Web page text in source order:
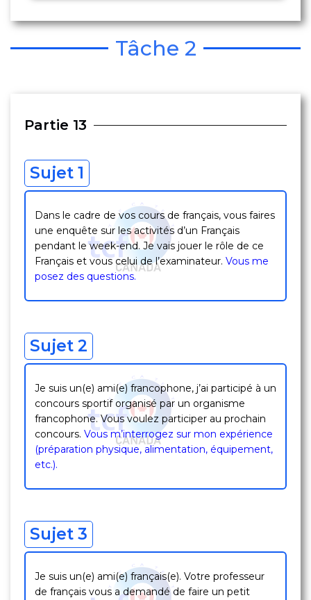
Tâche 2
Partie 13
Sujet 1
Dans le cadre de vos cours de français, vous faires
une enquête sur les activités d’un Français
pendant le week-end. Je vais jouer le rôle de ce
Français et vous celui de l’examinateur. Vous me
posez des questions.
Sujet 2
Je suis un(e) ami(e) francophone, j’ai participé à un
concours sportif organisé par un organisme
francophone. Vous voulez participer au prochain
concours. Vous m’interrogez sur mon expérience
(préparation physique, alimentation, équipement,
etc.).
Sujet 3
Je suis un(e) ami(e) français(e). Votre professeur
de français vous a demandé de faire un petit